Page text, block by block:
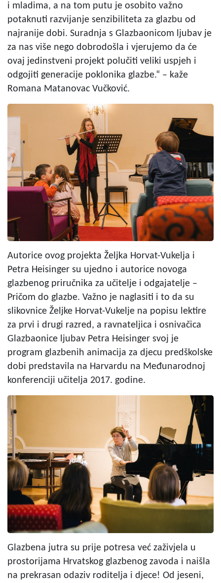
i mladima, a na tom putu je osobito važno
potaknuti razvijanje senzibiliteta za glazbu od
najranije dobi. Suradnja s Glazbaonicom ljubav je
za nas više nego dobrodošla i vjerujemo da će
ovaj jedinstveni projekt polučiti veliki uspjeh i
odgojiti generacije poklonika glazbe.“ – kaže
Romana Matanovac Vučković.
Autorice ovog projekta Željka Horvat-Vukelja i
Petra Heisinger su ujedno i autorice novoga
glazbenog priručnika za učitelje i odgajatelje –
Pričom do glazbe. Važno je naglasiti i to da su
slikovnice Željke Horvat-Vukelje na popisu lektire
za prvi i drugi razred, a ravnateljica i osnivačica
Glazbaonice ljubav Petra Heisinger svoj je
program glazbenih animacija za djecu predškolske
dobi predstavila na Harvardu na Međunarodnoj
konferenciji učitelja 2017. godine.
Glazbena jutra su prije potresa već zaživjela u
prostorijama Hrvatskog glazbenog zavoda i naišla
na prekrasan odaziv roditelja i djece! Od jeseni,